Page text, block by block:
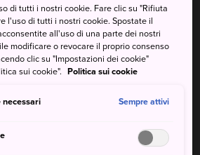
e gode di una costa dalle
e montagne incantevoli coperte di
unici e affascinanti
di osservazione per la fioritura dei
di tutti i nostri cookie. Fare clic su "Rifiuta
l'uso di tutti i nostri cookie. Spostate il
all'uso di una parte dei nostri
modificare o revocare il proprio consenso
clic su "Impostazioni dei cookie"
sui cookie". Politica sui cookie
Sempre attivi